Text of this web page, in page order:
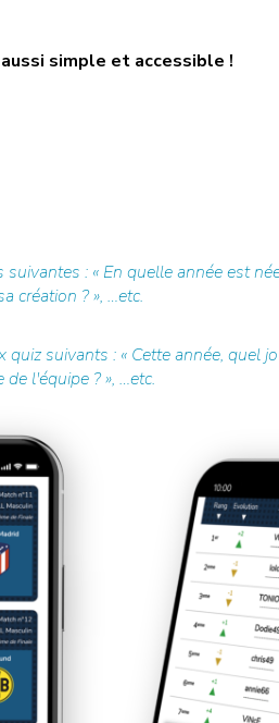
simple et accessible !
: « En quelle année est
création ? », …etc.
suivants : « Cette année, quel
l'équipe ? », …etc.